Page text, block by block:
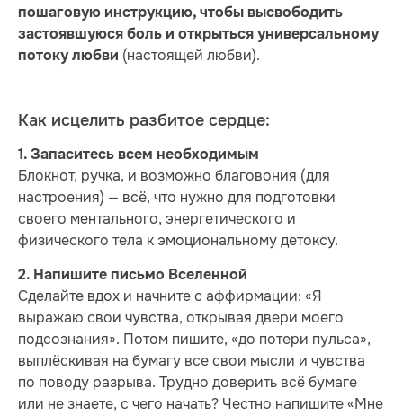
пошаговую инструкцию, чтобы высвободить
застоявшуюся боль и открыться универсальному
потоку любви (настоящей любви).
Как исцелить разбитое сердце:
1. Запаситесь всем необходимым
Блокнот, ручка, и возможно благовония (для
настроения) — всё, что нужно для подготовки
своего ментального, энергетического и
физического тела к эмоциональному детоксу.
2. Напишите письмо Вселенной
Сделайте вдох и начните с аффирмации: «Я
выражаю свои чувства, открывая двери моего
подсознания». Потом пишите, «до потери пульса»,
выплёскивая на бумагу все свои мысли и чувства
по поводу разрыва. Трудно доверить всё бумаге
или не знаете, с чего начать? Честно напишите «Мне